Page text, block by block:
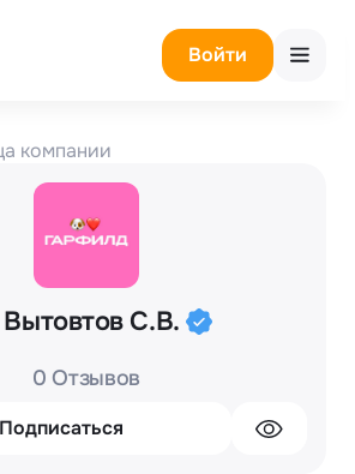
Войти
компании
С.В.
0 Отзывов
Подписаться